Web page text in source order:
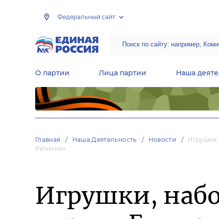
Федеральный сайт
О партии Лица партии Наша
Главная Наша Деятельность Новости
Регионах
Игрушки,